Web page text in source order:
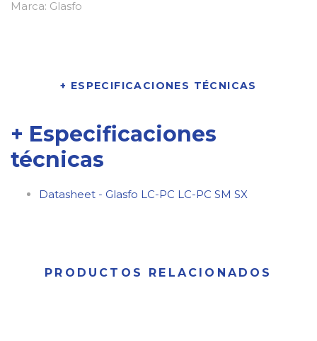
Marca: Glasfo
+ ESPECIFICACIONES TÉCNICAS
+ Especificaciones
técnicas
Datasheet - Glasfo LC-PC LC-PC SM SX
PRODUCTOS RELACIONADOS